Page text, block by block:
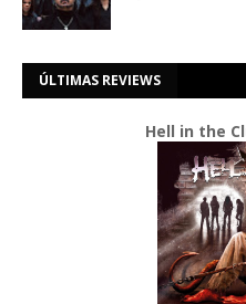
ÚLTIMAS REVIEWS
Hell in the